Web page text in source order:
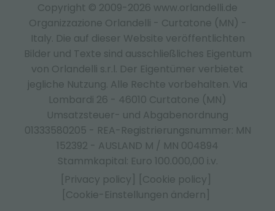
Copyright © 2009-2026 www.orlandelli.de
Organizzazione Orlandelli - Curtatone (MN) -
Italy. Die auf dieser Website veröffentlichten
Bilder und Texte sind ausschließliches Eigentum
von Orlandelli s.r.l. Der Eigentümer verbietet
jegliche Nutzung. Alle Rechte vorbehalten. Via
Lombardi 26 - 46010 Curtatone (MN)
Umsatzsteuer- und Abgabenordnung
01333580205 - REA-Registrierungsnummer: MN
152392 - AUSLAND M / MN 004894
Stammkapital: Euro 100.000,00 i.v.
[Privacy policy]
[Cookie policy]
[Cookie-Einstellungen ändern]